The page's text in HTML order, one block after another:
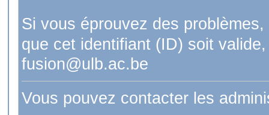
Si vous éprouvez des
que cet identifiant (ID) soit
fusion@ulb.ac.be
Vous pouvez contacter les